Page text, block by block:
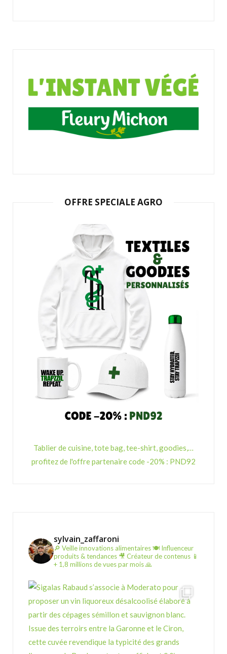
OFFRE SPECIALE AGRO
Tablier de cuisine, tote bag, tee-shirt, goodies,…
profitez de l'offre partenaire code -20% : PND92
sylvain_zaffaroni
🔎 Veille innovations alimentaires🍽️ Influenceur
produits & tendances 🎥 Créateur de contenus 📱
+ 1,8 millions de vues par mois 🙏